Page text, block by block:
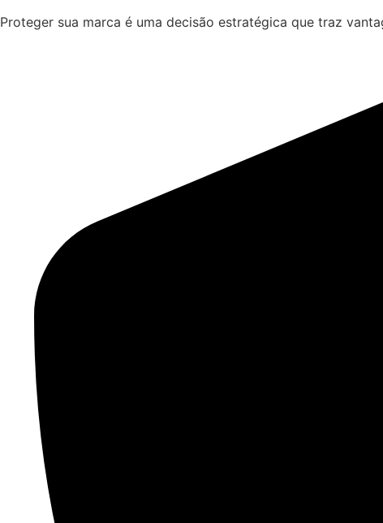
Proteger sua marca é uma decisão estratégica que traz